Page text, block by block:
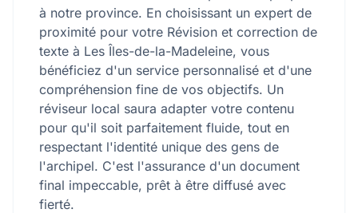
à notre province. En choisissant un expert de
proximité pour votre Révision et correction de
texte à Les Îles-de-la-Madeleine, vous
bénéficiez d'un service personnalisé et d'une
compréhension fine de vos objectifs. Un
réviseur local saura adapter votre contenu
pour qu'il soit parfaitement fluide, tout en
respectant l'identité unique des gens de
l'archipel. C'est l'assurance d'un document
final impeccable, prêt à être diffusé avec
fierté.